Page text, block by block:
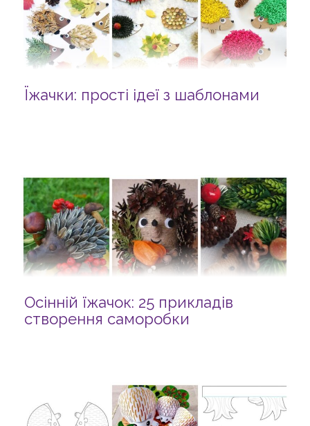
Їжачки: прості ідеї з шаблонами
Осінній їжачок: 25 прикладів
створення саморобки